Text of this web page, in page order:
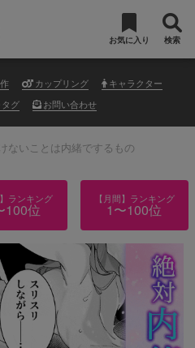
お気に入り 検索
カップリング
キャラクター
タグ お問い合わせ
ないことは内緒でするもの
】ランキング
100位
【月間】ランキング
1〜100位